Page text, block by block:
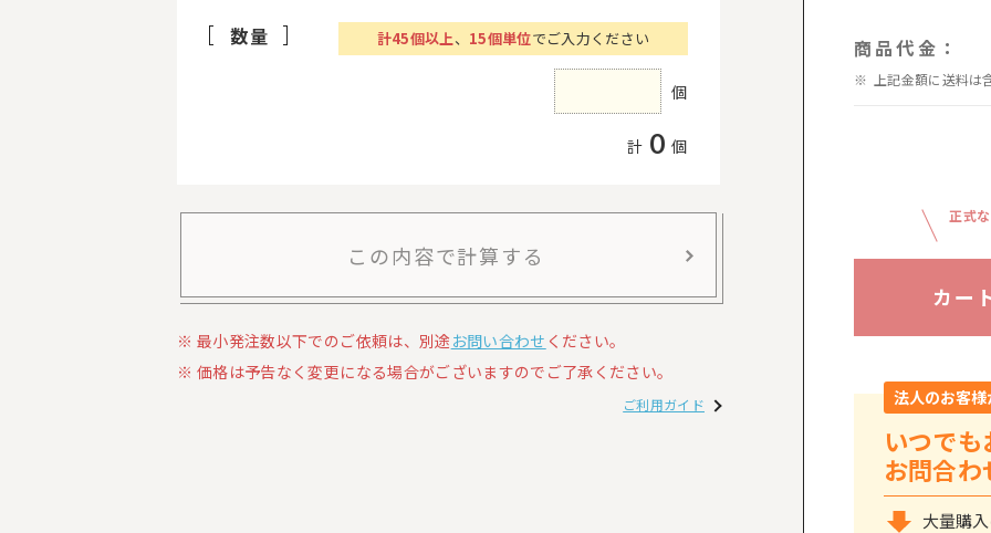
数量 計45個以上、 15個単位でご入力ください
個
計 0 個
この内容で計算する
最小発注数以下でのご依頼は、別途 お問い合わせ ください。
価格は予告なく変更になる場合がございますのでご了承ください。
ご利用ガイド
商品代金：
上記金額に送料は
正式
カー
法人のお客
いつで
お問合
大量購